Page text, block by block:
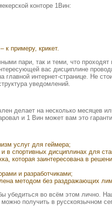
конторе 1Вин:
к примеру, крикет.
пари, так и теми, что
вас дисциплине
главной интернет-странице. Не
уведомлений.
делает на несколько месяцев
и 1 Вин может вам это
услуг для геймера;
в спортивных дисциплинах для
которая заинтересована в
и разработчиками;
методом без раздражающих
убедиться во всём этом лично.
получить в русскоязычном